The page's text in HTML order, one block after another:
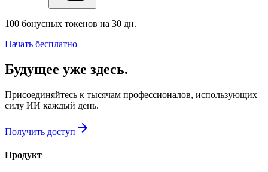
100 бонусных токенов на 30 дн.
Начать бесплатно
Будущее уже здесь.
Присоединяйтесь к тысячам профессионалов, использующих
силу ИИ каждый день.
Получить доступ arrow_forward
Продукт